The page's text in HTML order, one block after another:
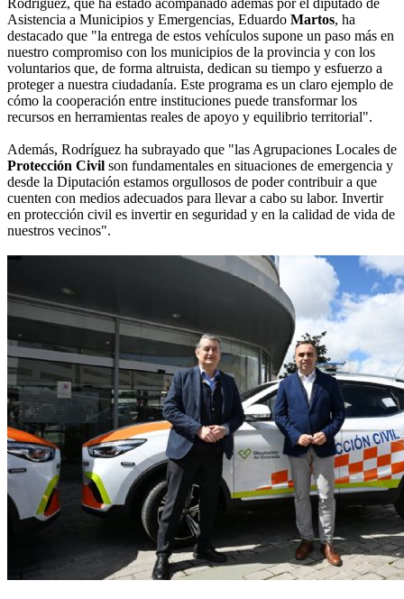
Rodríguez, que ha estado acompañado además por el diputado de
Asistencia a Municipios y Emergencias, Eduardo Martos, ha
destacado que "la entrega de estos vehículos supone un paso más en
nuestro compromiso con los municipios de la provincia y con los
voluntarios que, de forma altruista, dedican su tiempo y esfuerzo a
proteger a nuestra ciudadanía. Este programa es un claro ejemplo de
cómo la cooperación entre instituciones puede transformar los
recursos en herramientas reales de apoyo y equilibrio territorial".
Además, Rodríguez ha subrayado que "las Agrupaciones Locales de
Protección Civil son fundamentales en situaciones de emergencia y
desde la Diputación estamos orgullosos de poder contribuir a que
cuenten con medios adecuados para llevar a cabo su labor. Invertir
en protección civil es invertir en seguridad y en la calidad de vida de
nuestros vecinos".